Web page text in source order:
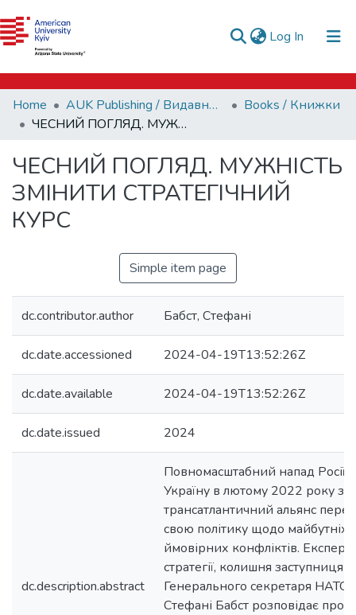
Log In (current)
Communities & Collections
All of DSpace
Statistics
e-catalog
AUK Library
Home AUK Publishing / Видавництво АЮК
Books / Книжки
ЧЕСНИЙ ПОГЛЯД. МУЖНІСТЬ ЗМІНИТИ СТРАТЕГІЧНИЙ КУРС
ЧЕСНИЙ ПОГЛЯД. МУЖНІСТЬ
ЗМІНИТИ СТРАТЕГІЧНИЙ
КУРС
Simple item page
dc.contributor.author Бабст, Стефані
dc.date.accessioned 2024-04-19T13:52:26Z
dc.date.available 2024-04-19T13:52:26Z
dc.date.issued 2024
dc.description.abstract
Повномасштабний напад Росії
Україну в лютому 2022 року
трансатлантичний альянс
свою політику щодо майбутніх
ймовірних конфліктів.
стратегії, колишня заступниця
Генерального секретаря НАТО
Стефані Бабст розповідає про